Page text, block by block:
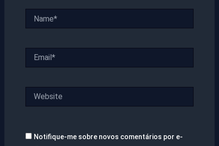
Notifique-me sobre novos comentários por e-